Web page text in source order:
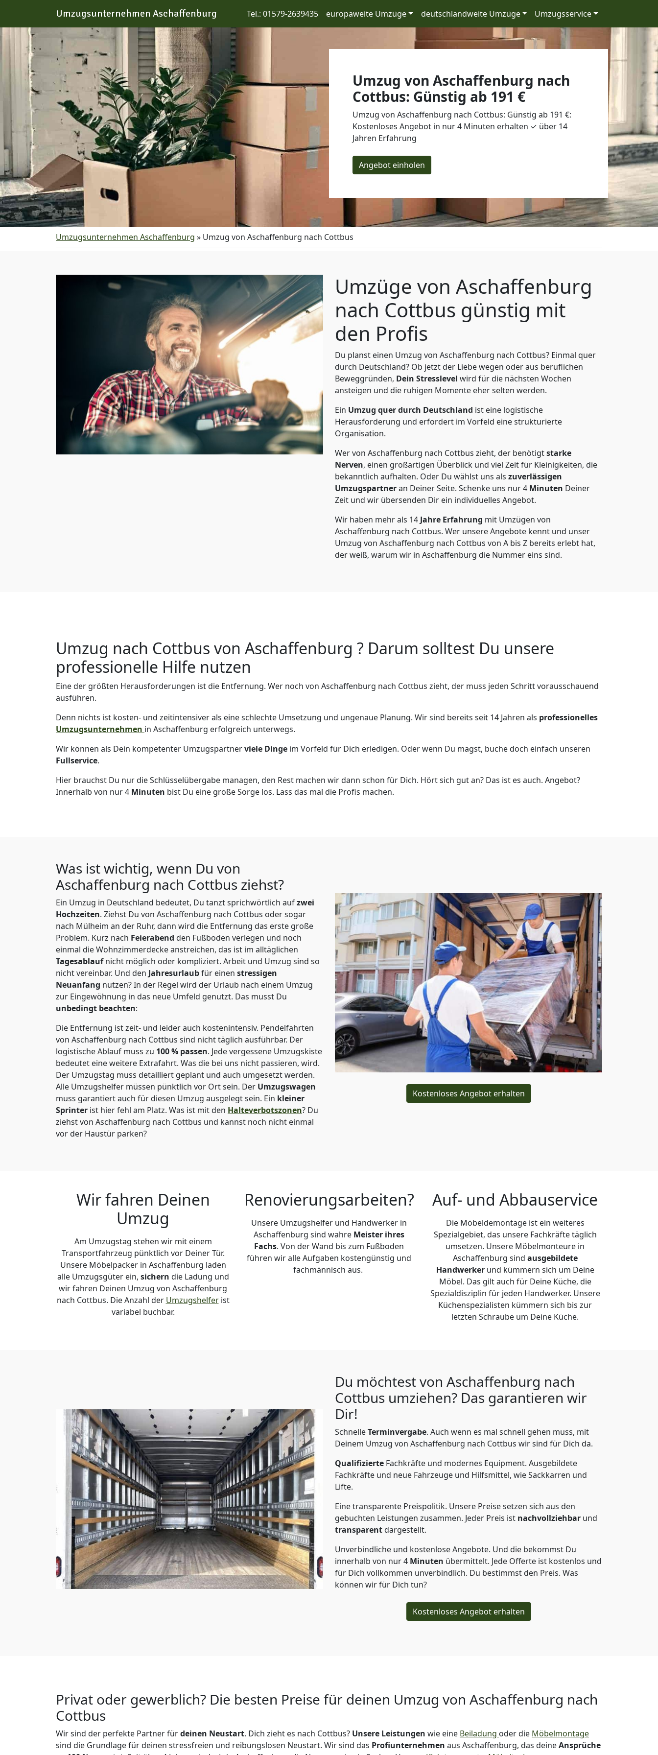
Umzugsunternehmen Aschaffenburg Tel.: 01579-2639435 europaweite Umzüge deutschlandweite Umzüge Umzugsservice
Umzug von Aschaffenburg nach
Cottbus: Günstig ab 191 €
Umzug von Aschaffenburg nach Cottbus: Günstig ab 191 €:
Kostenloses Angebot in nur 4 Minuten erhalten ✓ über 14
Jahren Erfahrung
Angebot einholen
Umzugsunternehmen Aschaffenburg » Umzug von Aschaffenburg nach Cottbus
Umzüge von Aschaffenburg
nach Cottbus günstig mit
den Profis
Du planst einen Umzug von Aschaffenburg nach Cottbus? Einmal quer
durch Deutschland? Ob jetzt der Liebe wegen oder aus beruflichen
Beweggründen, Dein Stresslevel wird für die nächsten Wochen
ansteigen und die ruhigen Momente eher selten werden.
Ein Umzug quer durch Deutschland ist eine logistische
Herausforderung und erfordert im Vorfeld eine strukturierte
Organisation.
Wer von Aschaffenburg nach Cottbus zieht, der benötigtstarke
Nerven, einen großartigen Überblick und viel Zeit für Kleinigkeiten, die
bekanntlich aufhalten. Oder Du wählst uns als zuverlässigen
Umzugspartneran Deiner Seite. Schenke uns nur4 Minuten Deiner
Zeit und wir übersenden Dir ein individuelles Angebot.
Wir haben mehr als 14 Jahre Erfahrung mit Umzügen von
Aschaffenburg nach Cottbus. Wer unsere Angebote kennt und unser
Umzug von Aschaffenburg nach Cottbus von A bis Z bereits erlebt hat,
der weiß, warum wir in Aschaffenburg die Nummer eins sind.
Umzug nach Cottbus von Aschaffenburg ? Darum solltest Du unsere
professionelle Hilfe nutzen
Eine der größten Herausforderungen ist die Entfernung. Wer noch von Aschaffenburg nach Cottbus zieht, der muss jeden Schritt vorausschauend
ausführen.
Denn nichts ist kosten- und zeitintensiver als eine schlechte Umsetzung und ungenaue Planung. Wir sind bereits seit 14 Jahren als professionelles
Umzugsunternehmen in Aschaffenburg erfolgreich unterwegs.
Wir können als Dein kompetenter Umzugspartnerviele Dinge im Vorfeld für Dich erledigen. Oder wenn Du magst, buche doch einfach unseren
Fullservice.
Hier brauchst Du nur die Schlüsselübergabe managen, den Rest machen wir dann schon für Dich. Hört sich gut an? Das ist es auch. Angebot?
Innerhalb von nur 4 Minuten bist Du eine große Sorge los. Lass das mal die Profis machen.
Was ist wichtig, wenn Du von
Aschaffenburg nach Cottbus ziehst?
Ein Umzug in Deutschland bedeutet, Du tanzt sprichwörtlich aufzwei
Hochzeiten. Ziehst Du von Aschaffenburg nach Cottbus oder sogar
nach Mülheim an der Ruhr, dann wird die Entfernung das erste große
Problem. Kurz nach Feierabend den Fußboden verlegen und noch
einmal die Wohnzimmerdecke anstreichen, das ist im alltäglichen
Tagesablaufnicht möglich oder kompliziert. Arbeit und Umzug sind so
nicht vereinbar. Und den Jahresurlaubfür einen stressigen
Neuanfang nutzen? In der Regel wird der Urlaub nach einem Umzug
zur Eingewöhnung in das neue Umfeld genutzt. Das musst Du
unbedingt beachten:
Die Entfernung ist zeit- und leider auch kostenintensiv. Pendelfahrten
von Aschaffenburg nach Cottbus sind nicht täglich ausführbar. Der
logistische Ablauf muss zu 100 % passen. Jede vergessene Umzugskiste
bedeutet eine weitere Extrafahrt. Was die bei uns nicht passieren, wird.
Der Umzugstag muss detailliert geplant und auch umgesetzt werden.
Alle Umzugshelfer müssen pünktlich vor Ort sein. Der Umzugswagen
muss garantiert auch für diesen Umzug ausgelegt sein. Ein kleiner
Sprinter ist hier fehl am Platz. Was ist mit den Halteverbotszonen? Du
ziehst von Aschaffenburg nach Cottbus und kannst noch nicht einmal
vor der Haustür parken?
Kostenloses Angebot erhalten
Wir fahren Deinen
Umzug
Am Umzugstag stehen wir mit einem
Transportfahrzeug pünktlich vor Deiner Tür.
Unsere Möbelpacker in Aschaffenburg laden
alle Umzugsgüter ein, sichern die Ladung und
wir fahren Deinen Umzug von Aschaffenburg
nach Cottbus. Die Anzahl der Umzugshelferist
variabel buchbar.
Renovierungsarbeiten?
Unsere Umzugshelfer und Handwerker in
Aschaffenburg sind wahre Meister ihres
Fachs. Von der Wand bis zum Fußboden
führen wir alle Aufgaben kostengünstig und
fachmännisch aus.
Auf- und Abbauservice
Die Möbeldemontage ist ein weiteres
Spezialgebiet, das unsere Fachkräfte täglich
umsetzen. Unsere Möbelmonteure in
Aschaffenburg sind ausgebildete
Handwerker und kümmern sich um Deine
Möbel. Das gilt auch für Deine Küche, die
Spezialdisziplin für jeden Handwerker. Unsere
Küchenspezialisten kümmern sich bis zur
letzten Schraube um Deine Küche.
Du möchtest von Aschaffenburg nach
Cottbus umziehen? Das garantieren wir
Dir!
SchnelleTerminvergabe. Auch wenn es mal schnell gehen muss, mit
Deinem Umzug von Aschaffenburg nach Cottbus wir sind für Dich da.
Qualifizierte Fachkräfte und modernes Equipment. Ausgebildete
Fachkräfte und neue Fahrzeuge und Hilfsmittel, wie Sackkarren und
Lifte.
Eine transparente Preispolitik. Unsere Preise setzen sich aus den
gebuchten Leistungen zusammen. Jeder Preis ist nachvollziehbar und
transparentdargestellt.
Unverbindliche und kostenlose Angebote. Und die bekommst Du
innerhalb von nur4 Minuten übermittelt. Jede Offerte ist kostenlos und
für Dich vollkommen unverbindlich. Du bestimmst den Preis. Was
können wir für Dich tun?
Kostenloses Angebot erhalten
Privat oder gewerblich? Die besten Preise für deinen Umzug von Aschaffenburg nach
Cottbus
Wir sind der perfekte Partner fürdeinen Neustart. Dich zieht es nach Cottbus? Unsere Leistungen wie eine Beiladung oder die Möbelmontage
sind die Grundlage für deinen stressfreien und reibungslosen Neustart. Wir sind das Profiunternehmen aus Aschaffenburg, das deineAnsprüche